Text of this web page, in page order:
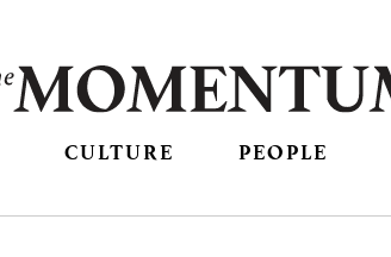
CULTURE PEOPLE